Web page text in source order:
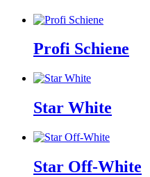
Profi Schiene
Star White
Star Off-White